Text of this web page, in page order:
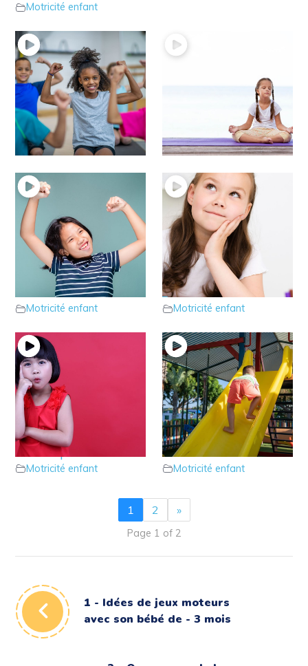
Motricité enfant
16 – Parlons du tonus
d’action
Motricité enfant
15 – Le tonus de fond
chez votre enfant
Motricité enfant
14 – Parlons du Tonus
musculaire de votre
Motricité enfant
13 – Le parcours
psychomoteur pour
mémoriser
Motricité enfant
12 – Le parcours
psychomoteur pour
aider à planifier
Motricité enfant
10 – Le parcours
psychomoteur à 6/8
ans
Motricité enfant
1 2 »
Page 1 of 2
1 - Idées de jeux moteurs
avec son bébé de - 3 mois